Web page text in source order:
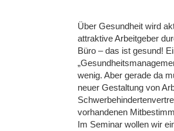
Über Gesundheit wird
attraktive Arbeitgeber
Büro – das ist gesund!
wenig. Aber gerade da
neuer Gestaltung von
vorhandenen
Im Seminar wollen wir